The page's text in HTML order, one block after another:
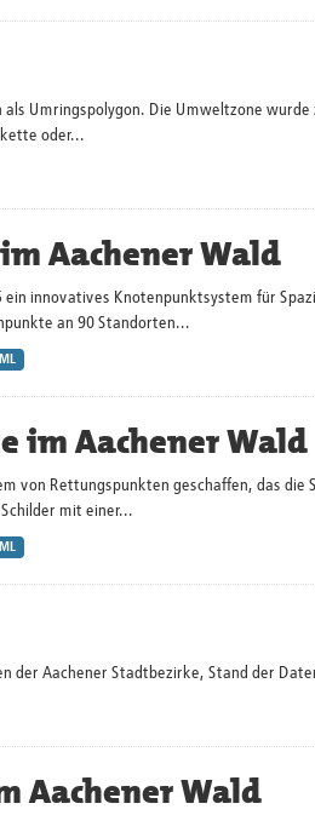
Umringspolygon. Die Umweltzone
oder...
Aachener Wald
ein innovatives Knotenpunktsystem für
an 90 Standorten...
im Aachener Wald
von Rettungspunkten geschaffen, das
mit einer...
der Aachener Stadtbezirke, Stand der
Aachener Wald